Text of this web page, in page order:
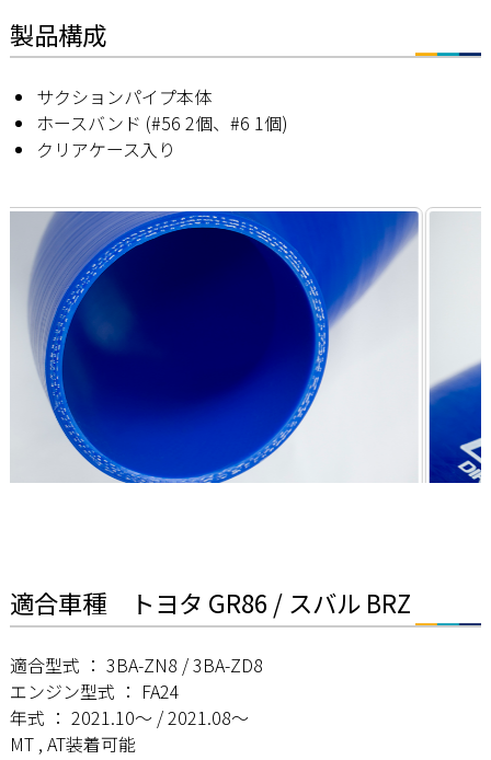
製品構成
サクションパイプ本体
ホースバンド (#56 2個、#6 1個)
クリアケース入り
適合車種 トヨタ GR86 / スバル BRZ
適合型式 ： 3BA-ZN8 / 3BA-ZD8
エンジン型式 ： FA24
年式 ： 2021.10～ / 2021.08～
MT , AT装着可能